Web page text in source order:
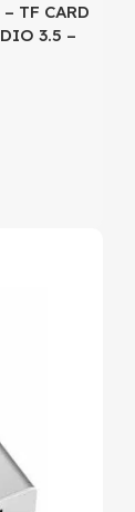
TF CARD
3.5 –